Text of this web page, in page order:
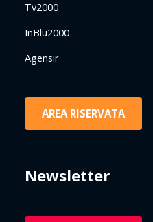
Tv2000
InBlu2000
Agensir
AREA RISERVATA
Newsletter